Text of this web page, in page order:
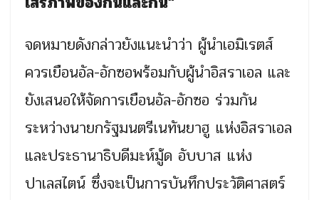
จดหมายดังกล่าวยังแนะนำว่า ผู้นำเอมิเรตส์
ควรเยือนอัล-อักซอพร้อมกับผู้นำอิสราเอล และ
ยังเสนอให้จัดการเยือนอัล-อักซอ ร่วมกัน
ระหว่างนายกรัฐมนตรีเนทันยาฮู แห่งอิสราเอล
และประธานาธิบดีมะห์มู้ด อับบาส แห่ง
ปาเลสไตน์ ซึ่งจะเป็นการบันทึกประวัติศาสตร์